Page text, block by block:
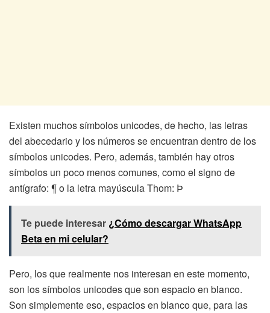
Existen muchos símbolos unicodes, de hecho, las letras
del abecedario y los números se encuentran dentro de los
símbolos unicodes. Pero, además, también hay otros
símbolos un poco menos comunes, como el signo de
antígrafo: ¶ o la letra mayúscula Thom: Þ
Te puede interesar ¿Cómo descargar WhatsApp
Beta en mi celular?
Pero, los que realmente nos interesan en este momento,
son los símbolos unicodes que son espacio en blanco.
Son simplemente eso, espacios en blanco que, para las